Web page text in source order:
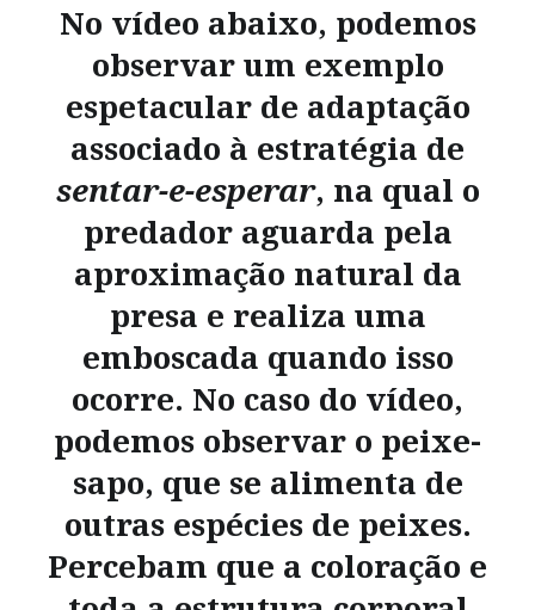
No vídeo abaixo, podemos
observar um exemplo
espetacular de adaptação
associado à estratégia de
sentar-e-esperar, na qual o
predador aguarda pela
aproximação natural da
presa e realiza uma
emboscada quando isso
ocorre. No caso do vídeo,
podemos observar o peixe-
sapo, que se alimenta de
outras espécies de peixes.
Percebam que a coloração e